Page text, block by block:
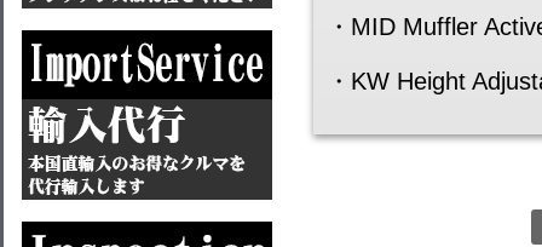
・MID Muffler
・KW Height